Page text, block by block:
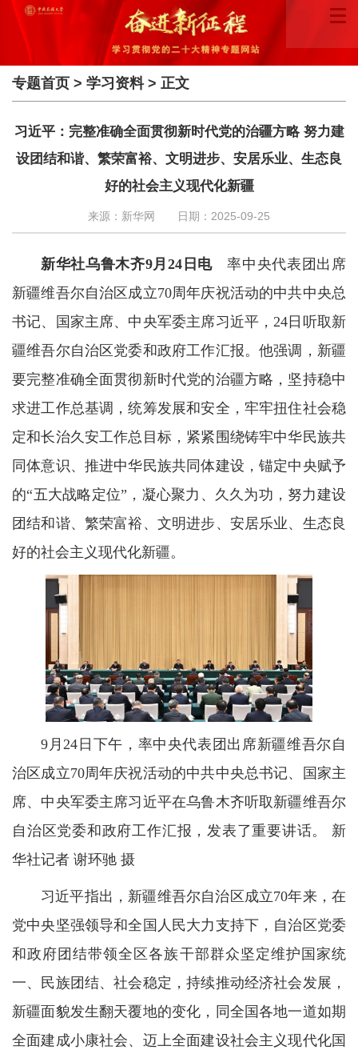
专题首页 > 学习资料> 正文
习近平：完整准确全面贯彻新时代党的治疆方略 努力建
设团结和谐、繁荣富裕、文明进步、安居乐业、生态良
好的社会主义现代化新疆
来源：新华网 日期：2025-09-25
新华社乌鲁木齐9月24日电率中央代表团出席
新疆维吾尔自治区成立70周年庆祝活动的中共中央总
书记、国家主席、中央军委主席习近平，24日听取新
疆维吾尔自治区党委和政府工作汇报。他强调，新疆
要完整准确全面贯彻新时代党的治疆方略，坚持稳中
求进工作总基调，统筹发展和安全，牢牢扭住社会稳
定和长治久安工作总目标，紧紧围绕铸牢中华民族共
同体意识、推进中华民族共同体建设，锚定中央赋予
的“五大战略定位”，凝心聚力、久久为功，努力建设
团结和谐、繁荣富裕、文明进步、安居乐业、生态良
好的社会主义现代化新疆。
9 月24日下午，率中央代表团出席新疆维吾尔自
治区成立70周年庆祝活动的中共中央总书记、国家主
席、中央军委主席习近平在乌鲁木齐听取新疆维吾尔
自治区党委和政府工作汇报，发表了重要讲话。 新
华社记者 谢环驰 摄
习近平指出，新疆维吾尔自治区成立70年来，在
党中央坚强领导和全国人民大力支持下，自治区党委
和政府团结带领全区各族干部群众坚定维护国家统
一、民族团结、社会稳定，持续推动经济社会发展，
新疆面貌发生翻天覆地的变化，同全国各地一道如期
全面建成小康社会、迈上全面建设社会主义现代化国